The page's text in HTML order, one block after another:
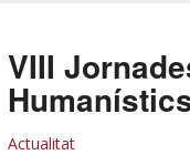
VIII
Actualitat